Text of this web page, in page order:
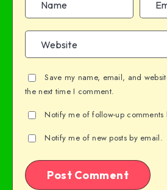
Save my name, email, and
the next time I comment.
Notify me of follow-up comments
Notify me of new posts by email.